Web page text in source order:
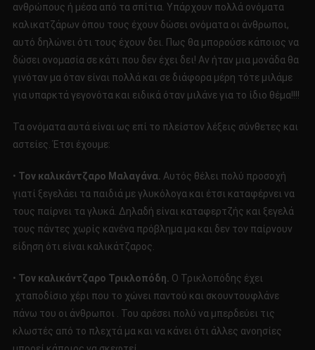
ανθρώπους ή μέσα από τα σπίτια. Υπάρχουν πολλά ονόματα
καλικατζάρων όπου τους έχουν δώσει ονόματα οι άνθρωποι,
αυτό δηλώνει ότι τους έχουν δει. Πως θα μπορούσε κάποιος να
δώσει ονομασία σε κάτι που δεν έχει δει! Αν ήταν μια μονάδα θα
γινόταν μα όταν είναι πολλά και σε διάφορα μέρη τότε μιλάμε
για υπαρκτά γεγονότα και ειδικά όταν μιλάνε για το ίδιο θέμα!!!!
Τα ονόματα αυτά είναι ως επί το πλείστον λέξεις σύνθετες και
αστείες. Έτσι έχουμε:
• Τον καλικάντζαρο Μαλαγάνα. Αυτός θέλει πολύ προσοχή
γιατί ξεγελάει τα παιδιά με γλυκόλογα και έτσι καταφέρνει να
τους παίρνει τα γλυκά. Δηλαδή είναι καταφερτζής και ξεγελά
τους πάντες χωρίς κανένα πρόβλημα μα και δεν τον παίρνουν
είδηση ότι είναι καλικάτζαρος.
• Τον καλικάντζαρο Τρικλοπόδη. Ο Τρικλοπόδης έχει
χταποδίσιο χέρι που το χώνει παντού και σκουντουφλάνε
πάνω του οι άνθρωποι . Του αρέσει πολύ να μπερδεύει τις
κλωστές από το πλεχτά μα και να κάνει ότι άλλες ανοησίες